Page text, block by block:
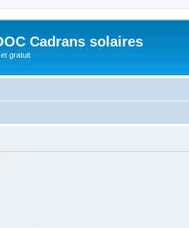
Cadrans solaires
gratuit